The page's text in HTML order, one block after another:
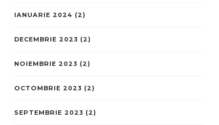
IANUARIE 2024 (2)
DECEMBRIE 2023 (2)
NOIEMBRIE 2023 (2)
OCTOMBRIE 2023 (2)
SEPTEMBRIE 2023 (2)